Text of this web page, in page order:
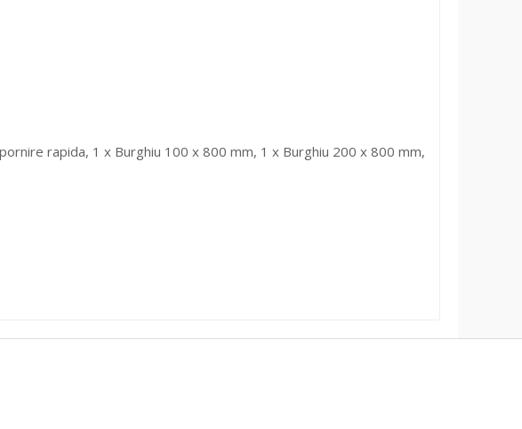
rapida, 1 x Burghiu 100 x 800 mm, 1 x Burghiu 200 x 800 mm,